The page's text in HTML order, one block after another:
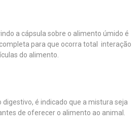
a cápsula sobre o alimento úmido é
para que ocorra total interação
do alimento.
digestivo, é indicado que a mistura seja
de oferecer o alimento ao animal.